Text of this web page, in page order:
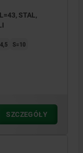
STAL,
S=10
SZCZEGÓŁY